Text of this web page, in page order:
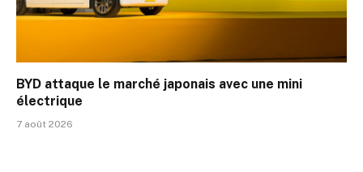
BYD attaque le marché japonais avec une mini
électrique
7 août 2026